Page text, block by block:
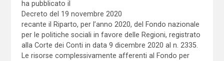
ha pubblicato il
Decreto del 19 novembre 2020
recante il Riparto, per l’anno 2020, del Fondo nazionale
per le politiche sociali in favore delle Regioni, registrato
alla Corte dei Conti in data 9 dicembre 2020 al n. 2335.
Le risorse complessivamente afferenti al Fondo per